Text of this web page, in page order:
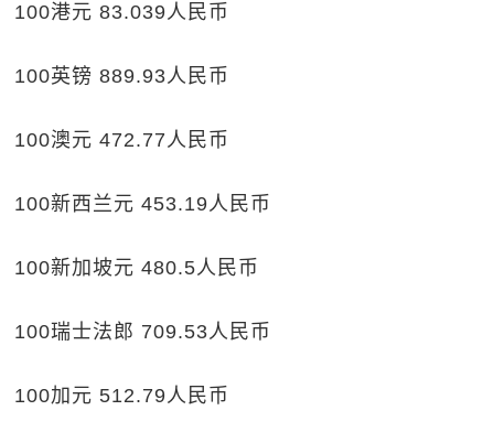
100港元 83.039人民币
100英镑 889.93人民币
100澳元 472.77人民币
100新西兰元 453.19人民币
100新加坡元 480.5人民币
100瑞士法郎 709.53人民币
100加元 512.79人民币